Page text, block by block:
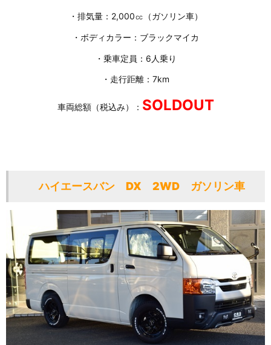
・排気量：2,000㏄（ガソリン車）
・ボディカラー：ブラックマイカ
・乗車定員：6人乗り
・走行距離：7km
車両総額（税込み）： SOLDOUT
ハイエースバン DX 2WD ガソリン車